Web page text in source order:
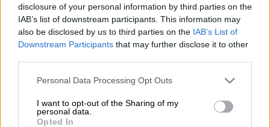
disclosure of your personal information by third parties on the
IAB’s list of downstream participants. This information may
also be disclosed by us to third parties on the IAB’s List of
Downstream Participants that may further disclose it to other
Personal Data Processing Opt Outs
I want to opt-out of the Sharing of my
personal data.
Opted In
Existe y PRC, con 677 enmiendas;luego el
Grupo Nacionalista, en el que está Junts y
Coalición Canaria, con578 enmiendas;
después se sitúa el Grupo Izquierda
Confederal, con536 enmiendas parciales;
enmiendas,y por último, el Grupo Mixto, con
15 enmiendas, que habría que sumar otras
cuatro de otros autores.